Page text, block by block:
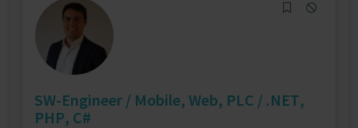
SW-Engineer / Mobile, Web, PLC / .NET,
PHP, C#